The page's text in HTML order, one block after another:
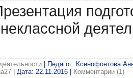
| Педагог: Ксенофонтова
| Дата: 22.11.2016 Комментарии (1)